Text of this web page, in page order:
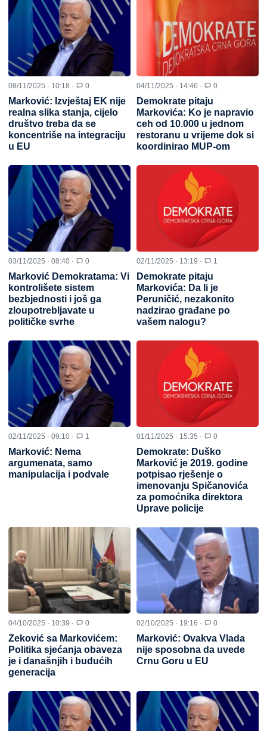
08/11/2025 · 10:18 · 0
Marković: Izvještaj EK nije
realna slika stanja, cijelo
društvo treba da se
koncentriše na integraciju
u EU
04/11/2025 · 14:46 · 0
Demokrate pitaju
Markovića: Ko je napravio
ceh od 10.000 u jednom
restoranu u vrijeme dok si
koordinirao MUP-om
03/11/2025 · 08:40 · 0
Marković Demokratama: Vi
kontrolišete sistem
bezbjednosti i još ga
zloupotrebljavate u
političke svrhe
02/11/2025 · 13:19 · 1
Demokrate pitaju
Markovića: Da li je
Peruničić, nezakonito
nadzirao građane po
vašem nalogu?
02/11/2025 · 09:10 · 1
Marković: Nema
argumenata, samo
manipulacija i podvale
01/11/2025 · 15:35 · 0
Demokrate: Duško
Marković je 2019. godine
potpisao rješenje o
imenovanju Spičanovića
za pomoćnika direktora
Uprave policije
04/10/2025 · 10:39 · 0
Zeković sa Markovićem:
Politika sjećanja obaveza
je i današnjih i budućih
generacija
02/10/2025 · 19:16 · 0
Marković: Ovakva Vlada
nije sposobna da uvede
Crnu Goru u EU